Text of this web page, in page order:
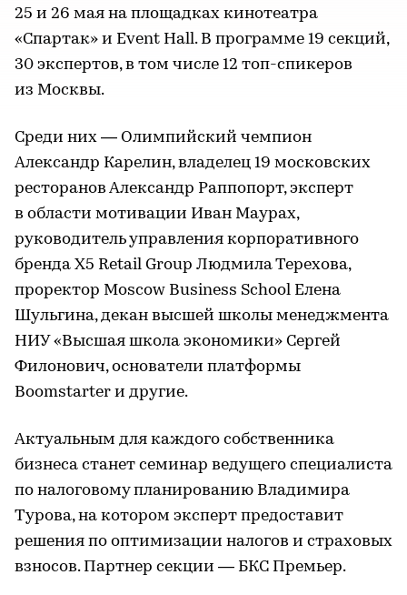
25 и 26 мая на площадках кинотеатра
«Спартак» и Event Hall. В программе 19 секций,
30 экспертов, в том числе 12 топ-спикеров
из Москвы.
Среди них — Олимпийский чемпион
Александр Карелин, владелец 19 московских
ресторанов Александр Раппопорт, эксперт
в области мотивации Иван Маурах,
руководитель управления корпоративного
бренда Х5 Retail Group Людмила Терехова,
проректор Moscow Business School Елена
Шульгина, декан высшей школы менеджмента
НИУ «Высшая школа экономики» Сергей
Филонович, основатели платформы
Boomstarter и другие.
Актуальным для каждого собственника
бизнеса станет семинар ведущего специалиста
по налоговому планированию Владимира
Турова, на котором эксперт предоставит
решения по оптимизации налогов и страховых
взносов. Партнер секции — БКС Премьер.